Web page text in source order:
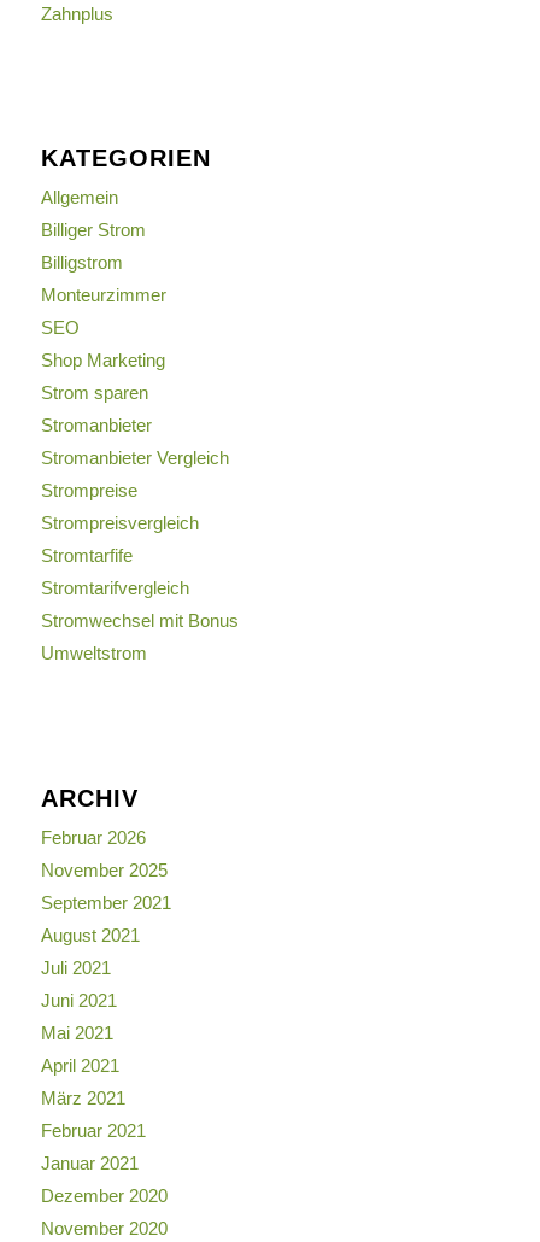
Zahnplus
KATEGORIEN
Allgemein
Billiger Strom
Billigstrom
Monteurzimmer
SEO
Shop Marketing
Strom sparen
Stromanbieter
Stromanbieter Vergleich
Strompreise
Strompreisvergleich
Stromtarfife
Stromtarifvergleich
Stromwechsel mit Bonus
Umweltstrom
ARCHIV
Februar 2026
November 2025
September 2021
August 2021
Juli 2021
Juni 2021
Mai 2021
April 2021
März 2021
Februar 2021
Januar 2021
Dezember 2020
November 2020